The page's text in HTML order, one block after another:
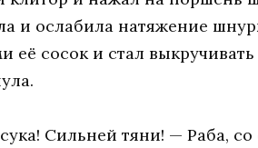
и ослабила натяжение
её сосок и стал
Сильней тяни! — Раба,